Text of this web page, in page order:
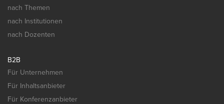
nach Themen
nach Institutionen
nach Dozenten
B2B
Für Unternehmen
Für Inhaltsanbieter
Für Konferenzanbieter